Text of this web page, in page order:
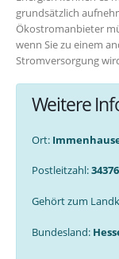
grundsätzlich
Ökostromanbieter
wenn Sie zu einem
Stromversorgung
Weitere
Ort:
Postleitzahl:34376
Gehört zum
Bundesland: